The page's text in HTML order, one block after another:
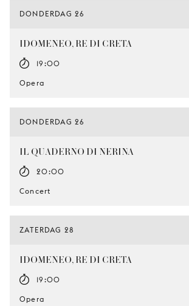
DONDERDAG 26
IDOMENEO, RE DI CRETA
19:00
Opera
DONDERDAG 26
IL QUADERNO DI NERINA
20:00
Concert
ZATERDAG 28
IDOMENEO, RE DI CRETA
19:00
Opera